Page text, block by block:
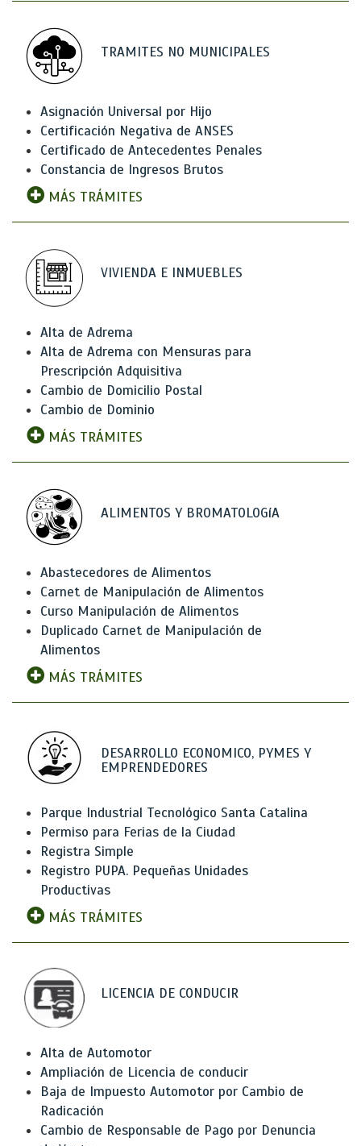
TRAMITES NO MUNICIPALES
Asignación Universal por Hijo
Certificación Negativa de ANSES
Certificado de Antecedentes Penales
Constancia de Ingresos Brutos
MÁS TRÁMITES
VIVIENDA E INMUEBLES
Alta de Adrema
Alta de Adrema con Mensuras para
Prescripción Adquisitiva
Cambio de Domicilio Postal
Cambio de Dominio
MÁS TRÁMITES
ALIMENTOS Y BROMATOLOGíA
Abastecedores de Alimentos
Carnet de Manipulación de Alimentos
Curso Manipulación de Alimentos
Duplicado Carnet de Manipulación de
Alimentos
MÁS TRÁMITES
DESARROLLO ECONOMICO, PYMES Y
EMPRENDEDORES
Parque Industrial Tecnológico Santa Catalina
Permiso para Ferias de la Ciudad
Registra Simple
Registro PUPA. Pequeñas Unidades
Productivas
MÁS TRÁMITES
LICENCIA DE CONDUCIR
Alta de Automotor
Ampliación de Licencia de conducir
Baja de Impuesto Automotor por Cambio de
Radicación
Cambio de Responsable de Pago por Denuncia